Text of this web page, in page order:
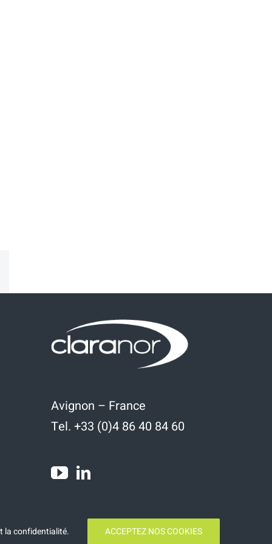
Avignon – France
Tel. +33 (0)4 86 40 84 60
la confidentialité. ACCEPTEZ NOS COOKIES